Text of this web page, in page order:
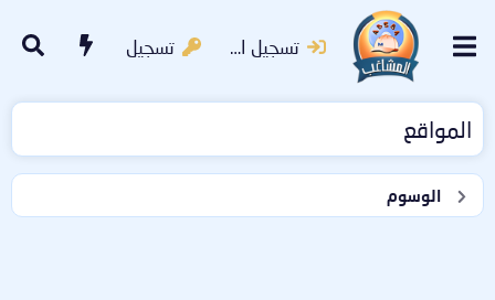
تسجيل الدخول تسجيل
المواقع
الوسوم